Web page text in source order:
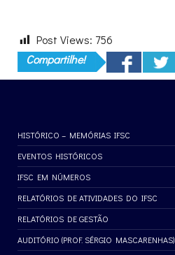
Post Views: 756
Compartilhe!
HISTÓRICO – MEMÓRIAS IFSC
EVENTOS HISTÓRICOS
IFSC EM NÚMEROS
RELATÓRIOS DE ATIVIDADES DO IFSC
RELATÓRIOS DE GESTÃO
AUDITÓRIO (PROF. SÉRGIO MASCARENHAS)